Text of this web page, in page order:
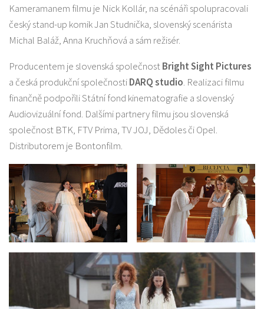
Kameramanem filmu je Nick Kollár, na scénáři spolupracovali
český stand-up komik Jan Studnička, slovenský scenárista
Michal Baláž, Anna Kruchňová a sám režisér.
Producentem je slovenská společnostBright Sight Pictures
a česká produkční společnostiDARQ studio. Realizaci filmu
finančně podpořili Státní fond kinematografie a slovenský
Audiovizuální fond. Dalšími partnery filmu jsou slovenská
společnost BTK, FTV Prima, TV JOJ, Dědoles či Opel.
Distributorem je Bontonfilm.